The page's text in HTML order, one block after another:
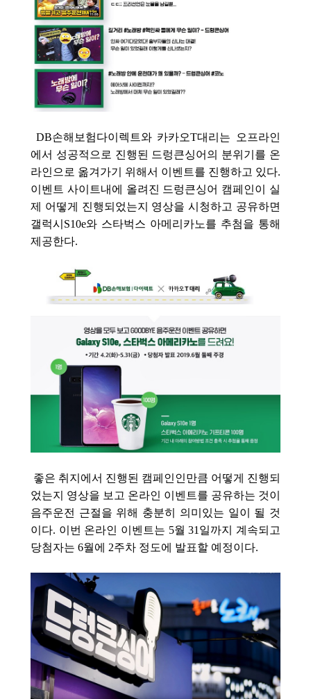
DB손해보험다이렉트와 카카오T대리는 오프라인
에서 성공적으로 진행된 드렁큰싱어의 분위기를 온
라인으로 옮겨가기 위해서 이벤트를 진행하고 있다.
이벤트 사이트내에 올려진 드렁큰싱어 캠페인이 실
제 어떻게 진행되었는지 영상을 시청하고 공유하면
갤럭시S10e와 스타벅스 아메리카노를 추첨을 통해
제공한다.
좋은 취지에서 진행된 캠페인인만큼 어떻게 진행되
었는지 영상을 보고 온라인 이벤트를 공유하는 것이
음주운전 근절을 위해 충분히 의미있는 일이 될 것
이다. 이번 온라인 이벤트는 5월 31일까지 계속되고
당첨자는 6월에 2주차 정도에 발표할 예정이다.